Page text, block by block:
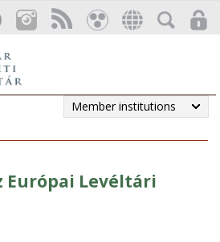
Member institutions
Európai Levéltári